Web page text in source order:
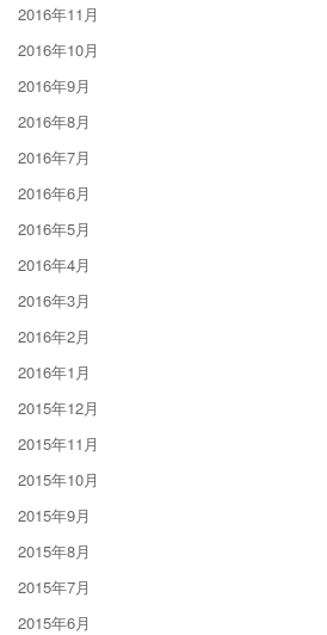
2016年11月
2016年10月
2016年9月
2016年8月
2016年7月
2016年6月
2016年5月
2016年4月
2016年3月
2016年2月
2016年1月
2015年12月
2015年11月
2015年10月
2015年9月
2015年8月
2015年7月
2015年6月